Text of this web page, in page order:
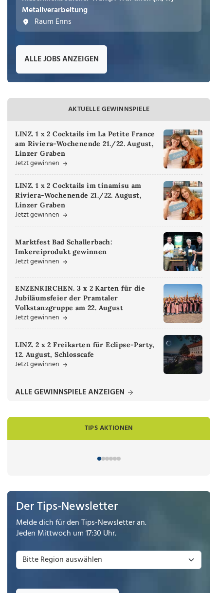
Metallverarbeitung
Raum Enns
ALLE JOBS ANZEIGEN
AKTUELLE GEWINNSPIELE
LINZ. 1 x 2 Cocktails im La Petite France
am Riviera-Wochenende 21./22. August,
Linzer Graben
Jetzt gewinnen
LINZ. 1 x 2 Cocktails im tinamisu am
Riviera-Wochenende 21./22. August,
Linzer Graben
Jetzt gewinnen
Marktfest Bad Schallerbach:
Imkereiprodukt gewinnen
Jetzt gewinnen
ENZENKIRCHEN. 3 x 2 Karten für die
Jubiläumsfeier der Pramtaler
Volkstanzgruppe am 22. August
Jetzt gewinnen
LINZ. 2 x 2 Freikarten für Eclipse-Party,
12. August, Schlosscafe
Jetzt gewinnen
ALLE GEWINNSPIELE ANZEIGEN
TIPS AKTIONEN
Der Tips-Newsletter
Melde dich für den Tips-Newsletter an.
Jeden Mittwoch um 17:30 Uhr.